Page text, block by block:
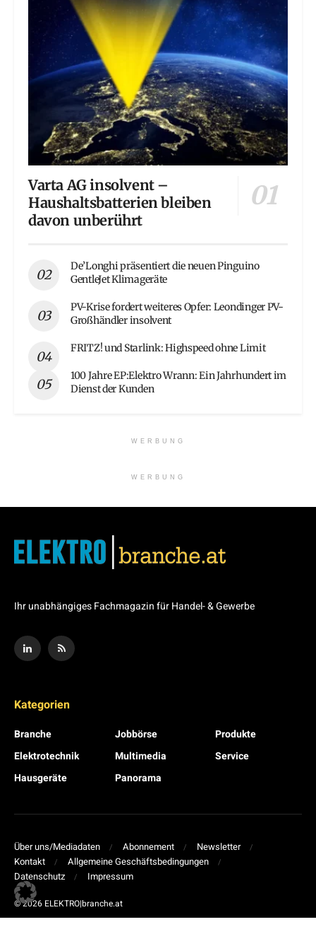
Varta AG insolvent –
Haushaltsbatterien bleiben
davon unberührt
De’Longhi präsentiert die neuen Pinguino
GentleJet Klimageräte
PV-Krise fordert weiteres Opfer: Leondinger PV-
Großhändler insolvent
FRITZ! und Starlink: Highspeed ohne Limit
100 Jahre EP:Elektro Wrann: Ein Jahrhundert im
Dienst der Kunden
WERBUNG
WERBUNG
Ihr unabhängiges Fachmagazin für Handel- & Gewerbe
Kategorien
Branche
Elektrotechnik
Hausgeräte
Jobbörse
Multimedia
Panorama
Produkte
Service
Über uns/Mediadaten Abonnement
Newsletter
Kontakt
Allgemeine Geschäftsbedingungen
Datenschutz
Impressum
© 2026 ELEKTRO|branche.at